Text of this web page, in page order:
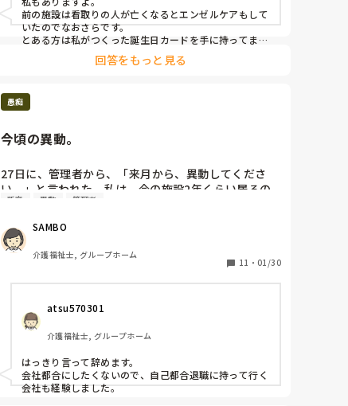
呼吸停止しているのを確認した時は動揺しましたし、
まだ頭から離れません。よく亡くなっても聴力は残っ
ている？というじゃないですか、何かもっと良い言葉
をかけられたらよかったなと後悔しています。
だ、家族様の前で泣くわけにもいかないと気丈に振る
舞って、朝他の職員が出勤してからもなんとか持ち堪
えていました。
き、まだ背中に温もりを感じ本当に今にでも起きてく
るんじゃないかと思えるほどでした。
今日は長かったし疲れたから温泉に入ってから帰って
きて少し眠り、今ようやっと涙がボロボロ溢れていま
す。
この仕事をしていたらこういうことはあることだし、
す。ただ、新卒で入職した時からの付き合いだった
し、初めてお看取りさせていただいたというのもあっ
てより悲しさを感じています。
今日はとことん泣いて明日はしっかり休んでまた明後
日から気持ち切り替えて頑張りたいと思います。
前の施設は看取りの人が亡くなるとエンゼルケアもして
いたのでなおさらです。
とある方は私がつくった誕生日カードを手に持ってまし
回答をもっと見る
愚痴
今頃の異動。
27日に、管理者から、「来月から、異動してくださ
い。」と言われた。私は、今の施設2年くらい居るの
ですが、異動今回を入れて、5回目。これって、「また
「辞めれたら、困る。3月から、新卒者が入ります。
その方と一緒にがんばってください。」って。「私
は、経験22年ですけど、新卒者と同じレベルです
か？」って、言ったら、はぐらかされた。で、異動先
コロナ陽性なり、連絡したら、「この時期に、こない
でほしかった」って、言われた。こっちから、言えば
「この時期に、異動させるな💢😠💢」って、感じ。情
報入手の2日前は、陰性でした。何か、この施設、
変。脅しで、「私、ここ辞めても、気誘われてるとこ
ろあるから、別にこまりませんが。」と強気でいいま
新卒 異動 管理者
SAMBO
介護福祉士, グループホーム
11 ・ 01/30
atsu570301
介護福祉士, グループホーム
はっきり言って辞めます。
会社都合にしたくないので、自己都合退職に持って行く
会社も経験しました。